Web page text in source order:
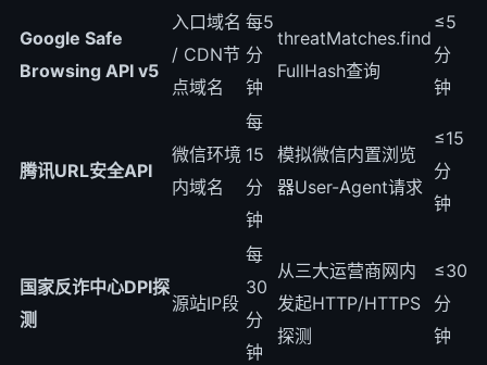
Google Safe
Browsing API v5
入口域名
/ CDN节
点域名
每5
分
钟
threatMatches.find
FullHash查询
≤5
分
钟
腾讯URL安全API
微信环境
内域名
每
15
分
钟
模拟微信内置浏览
器User-Agent请求
≤15
分
钟
国家反诈中心DPI探
测
源站IP段
每
30
分
钟
从三大运营商网内
发起HTTP/HTTPS
探测
≤30
分
钟